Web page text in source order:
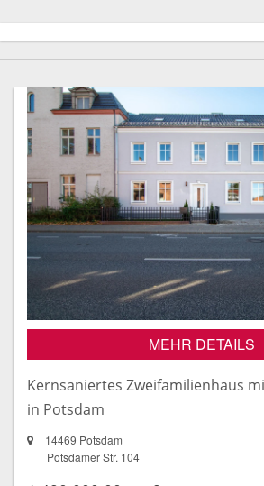
MEHR DETAILS
Kernsaniertes Zweifamilienhaus
in Potsdam
14469 Potsdam
Potsdamer Str. 104